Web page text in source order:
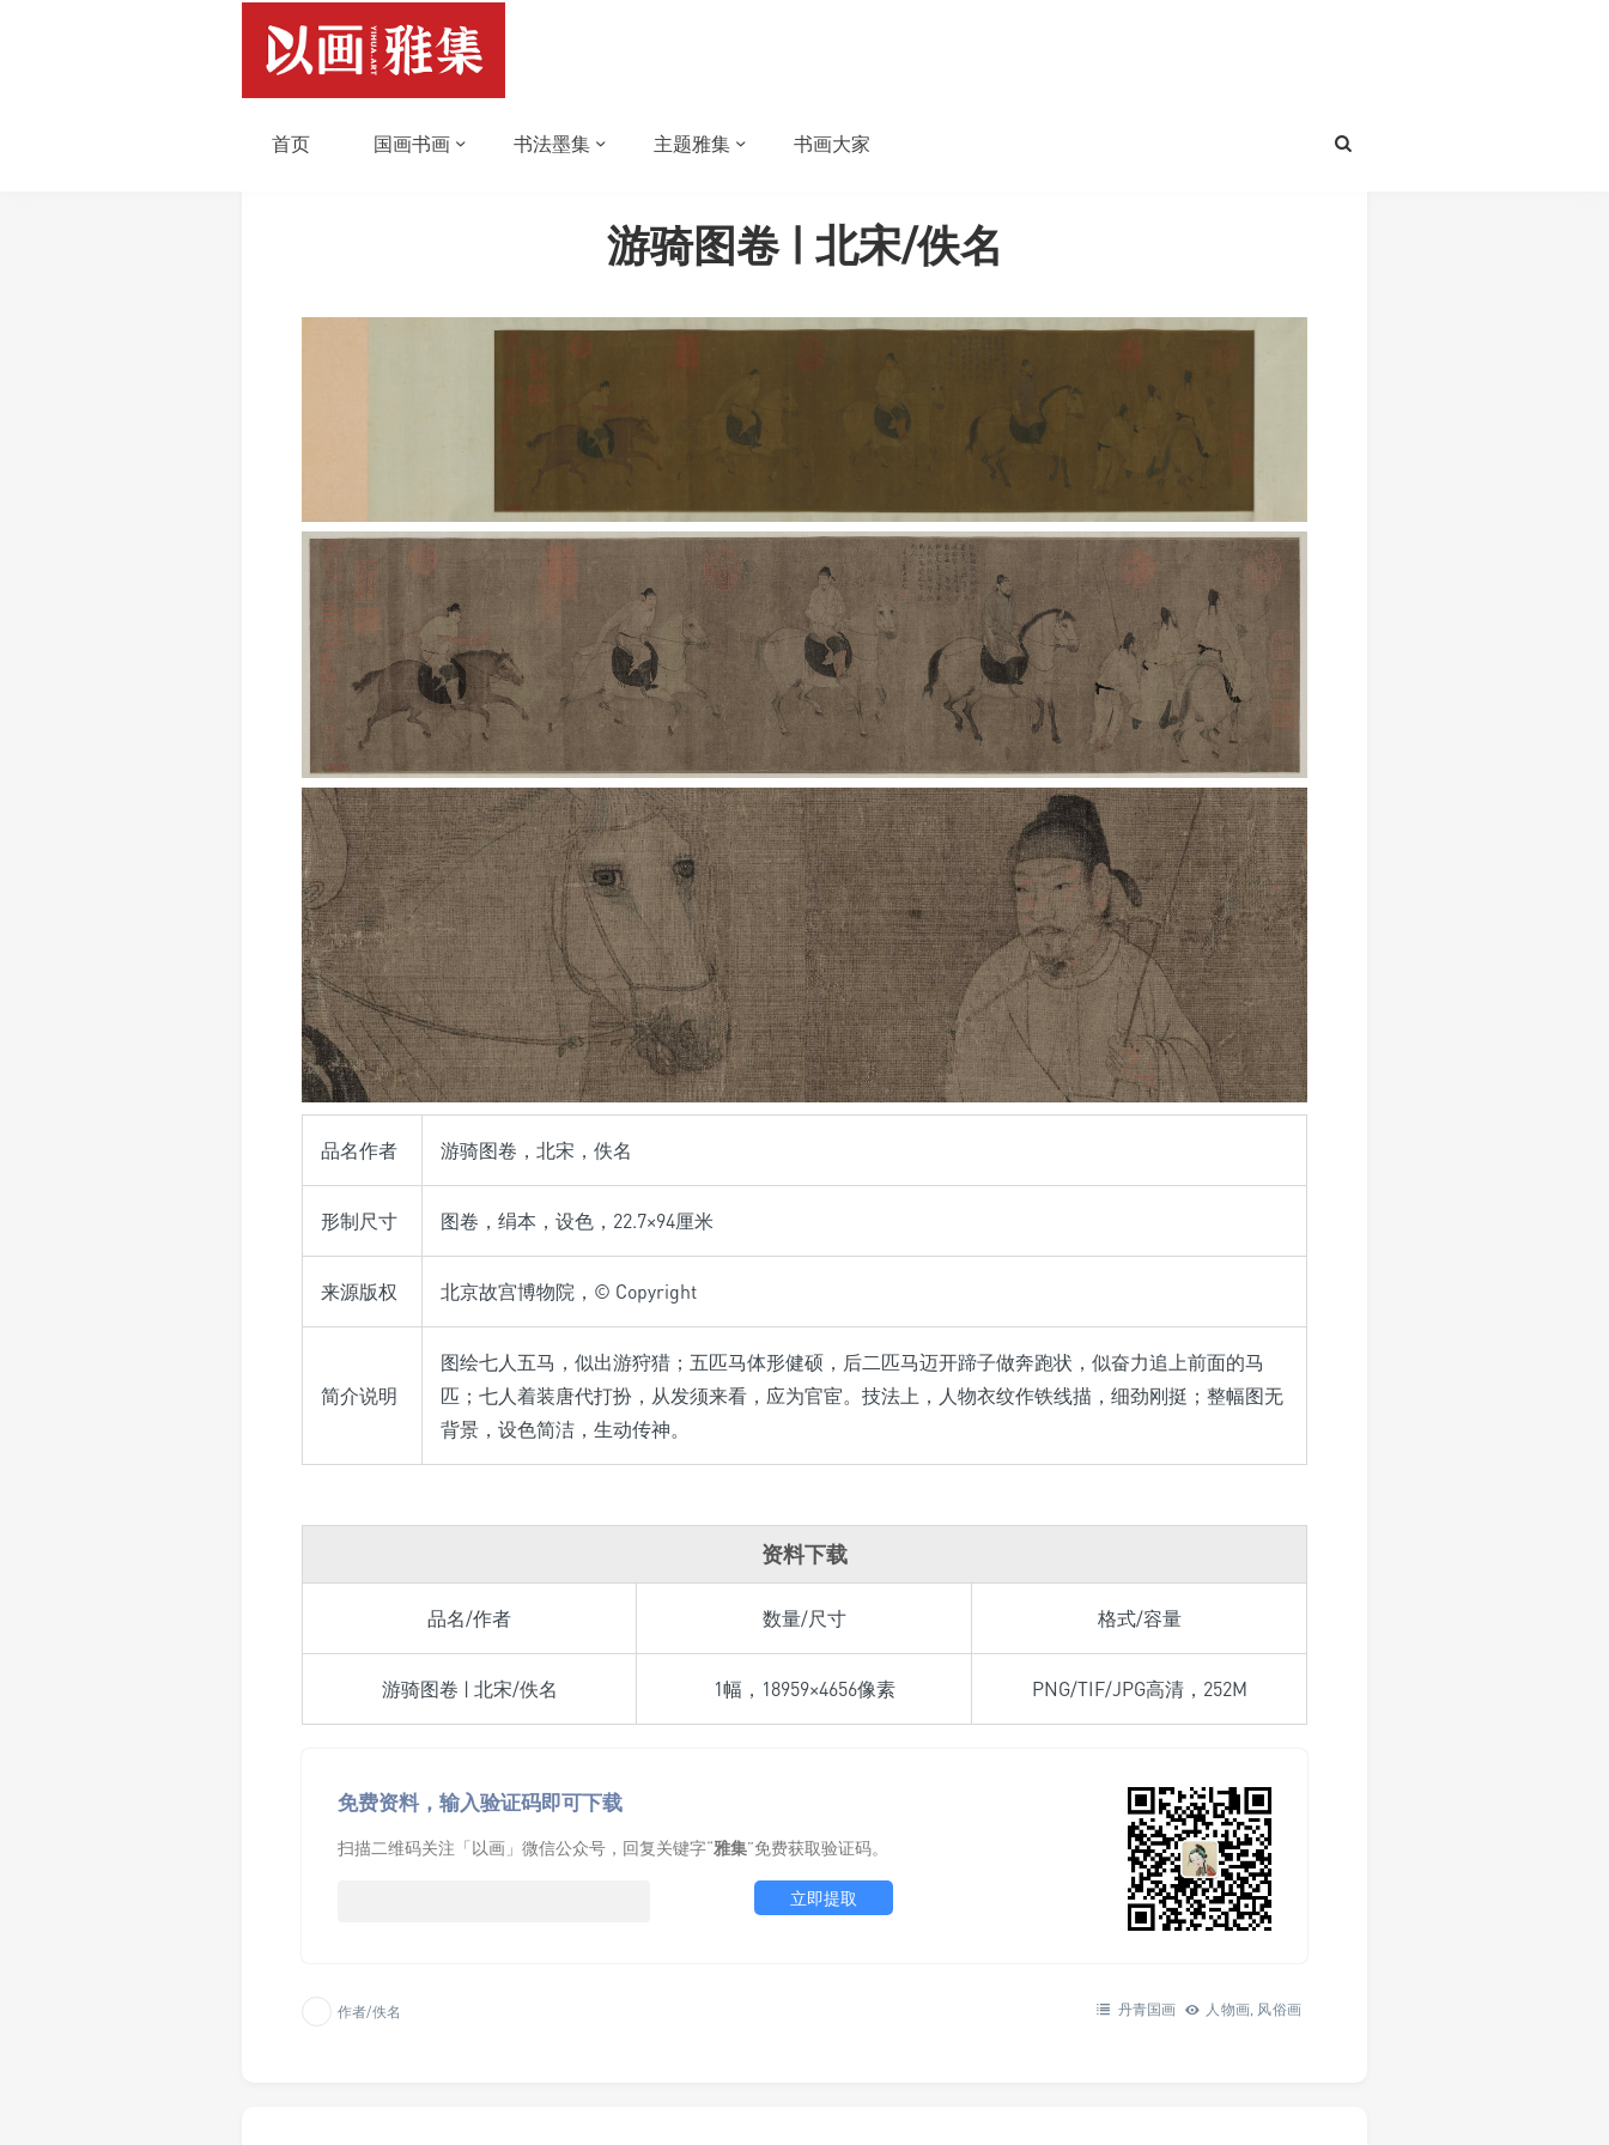
首页 国画书画 书法墨集 主题雅集 书画大家
游骑图卷 | 北宋/佚名
品名作者 游骑图卷，北宋，佚名
形制尺寸 图卷，绢本，设色，22.7×94厘米
来源版权 北京故宫博物院，© Copyright
简介说明
图绘七人五马，似出游狩猎；五匹马体形健硕，后二匹马迈开蹄子做奔跑状，似奋力追上前面的马
匹；七人着装唐代打扮，从发须来看，应为官宦。技法上，人物衣纹作铁线描，细劲刚挺；整幅图无
背景，设色简洁，生动传神。
资料下载
品名/作者 数量/尺寸 格式/容量
游骑图卷 | 北宋/佚名 1幅，18959×4656像素 PNG/TIF/JPG高清，252M
免费资料，输入验证码即可下载
扫描二维码关注「以画」微信公众号，回复关键字“雅集”免费获取验证码。
立即提取
作者/佚名 人物画, 风俗画
丹青国画